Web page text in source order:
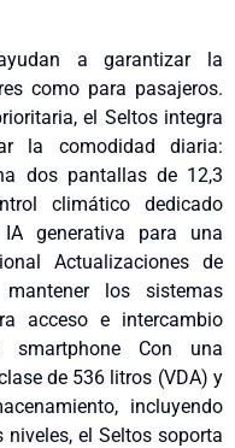
a garantizar la
como para pasajeros.
el Seltos integra
la comodidad diaria:
dos pantallas de 12,3
climático dedicado
generativa para una
Actualizaciones de
los sistemas
acceso e intercambio
smartphone Con una
de 536 litros (VDA) y
incluyendo
el Seltos soporta